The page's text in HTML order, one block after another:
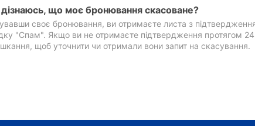
що моє бронювання скасоване?
своє бронювання, ви отримаєте листа з
"Спам". Якщо ви не отримаєте підтвердження протягом 24
щоб уточнити чи отримали вони запит на скасування.